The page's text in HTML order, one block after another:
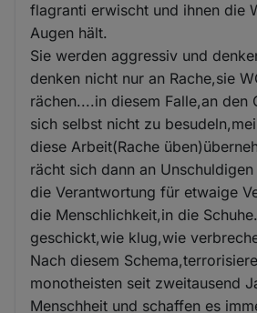
flagranti erwischt und ihnen die
Augen hält.
Sie werden aggressiv und
denken nicht nur an Rache,sie
rächen....in diesem Falle,an den
sich selbst nicht zu
diese Arbeit(Rache
rächt sich dann an
die Verantwortung für etwaige
die Menschlichkeit,in die
geschickt,wie klug,wie
Nach diesem
monotheisten seit zweitausend
Menschheit und schaffen es